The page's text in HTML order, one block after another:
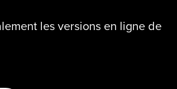
les versions en ligne de